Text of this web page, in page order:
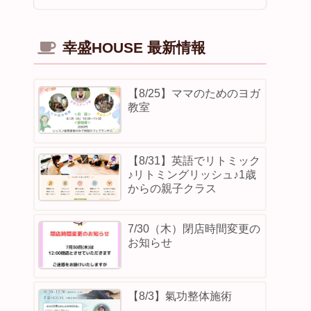
幸盛HOUSE 最新情報
【8/25】ママのためのヨガ
教室
【8/31】英語でリトミック
♪リトミングリッシュ♪1歳
からの親子クラス
7/30（木）閉店時間変更の
お知らせ
【8/3】⁡氣功整体施術